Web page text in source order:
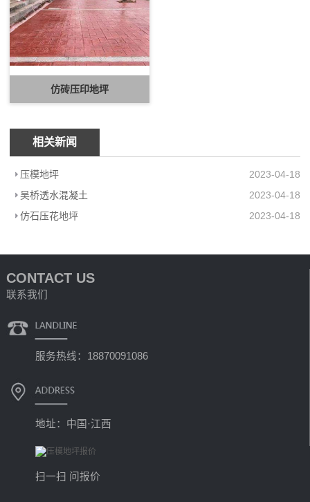
仿砖压印地坪
相关新闻
压模地坪
2023-04-18
吴桥透水混凝土
2023-04-18
仿石压花地坪
2023-04-18
CONTACT US
联系我们
服务热线：18870091086
地址：中国·江西
扫一扫 问报价